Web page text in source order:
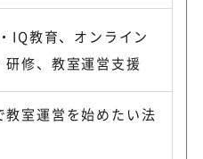
IQ教育、オンライン
研修、教室運営支援
教室運営を始めたい法